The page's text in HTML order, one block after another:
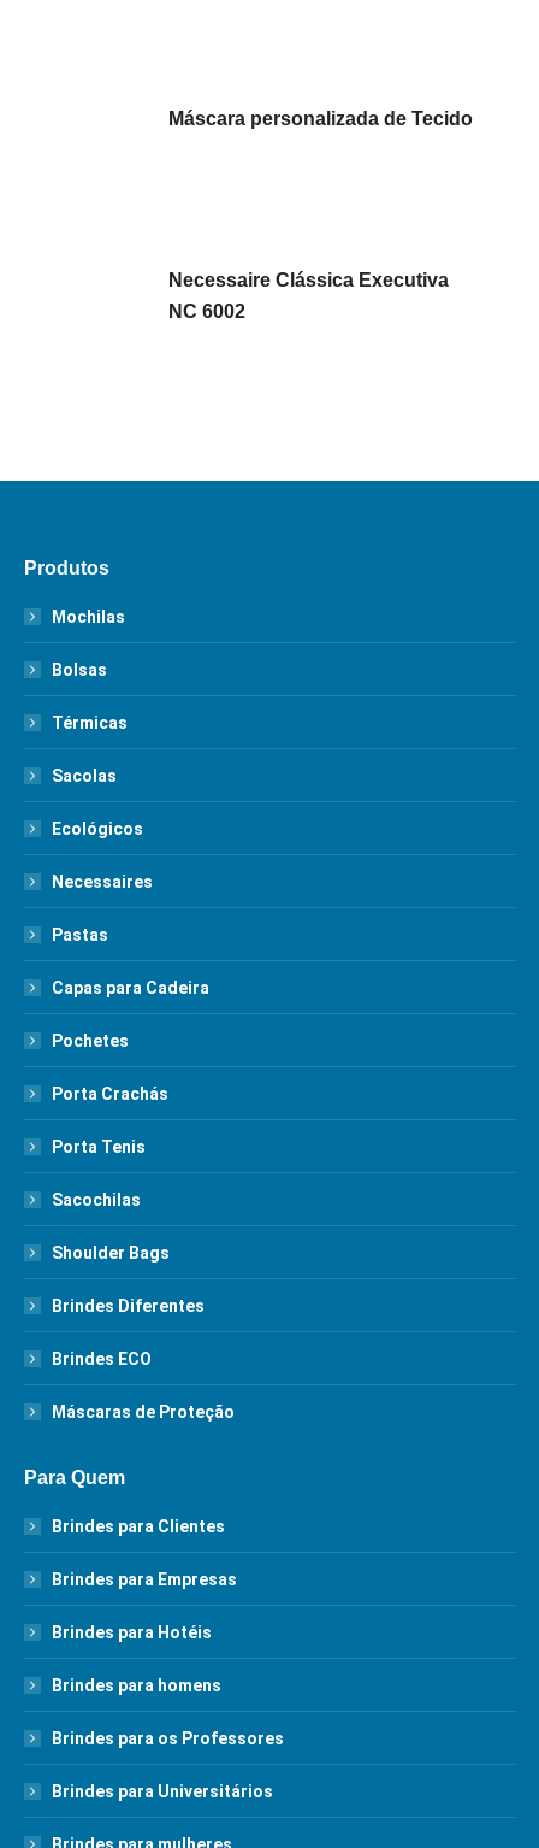
Máscara personalizada de Tecido
Necessaire Clássica Executiva
NC 6002
Produtos
Mochilas
Bolsas
Térmicas
Sacolas
Ecológicos
Necessaires
Pastas
Capas para Cadeira
Pochetes
Porta Crachás
Porta Tenis
Sacochilas
Shoulder Bags
Brindes Diferentes
Brindes ECO
Máscaras de Proteção
Para Quem
Brindes para Clientes
Brindes para Empresas
Brindes para Hotéis
Brindes para homens
Brindes para os Professores
Brindes para Universitários